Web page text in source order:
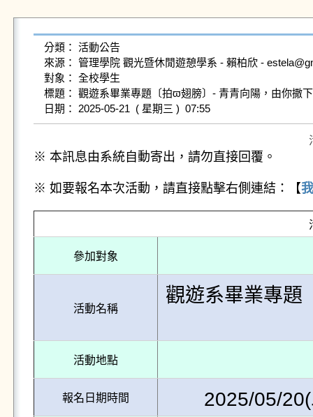
分類： 活動公告
來源： 管理學院 觀光暨休閒遊憩學系 - 賴柏欣 -
對象： 全校學生
標題： 觀遊系畢業專題〔拍ϖ翅膀〕- 青青向陽，由你撒
日期： 2025-05-21  ( 星期三 )  07:55
※ 本訊息由系統自動寄出，請勿直接回覆。
※ 如要報名本次活動，請直接點擊右側連結：【
參加對象
活動名稱
觀遊系畢業專題
活動地點
報名日期時間 2025/05/